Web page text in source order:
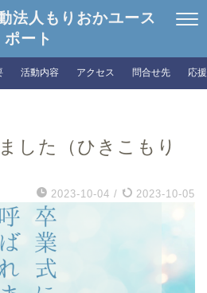
法人もりおかユース
ポート
活動内容 アクセス 問合せ先 応
した（ひきこもり
2023-10-04 / 2023-10-05